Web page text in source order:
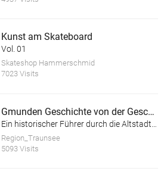
Kunst am Skateboard
Vol. 01
Skateshop Hammerschmid
7023 Visits
Gmunden Geschichte von der Geschichte
Region_Traunsee
5093 Visits